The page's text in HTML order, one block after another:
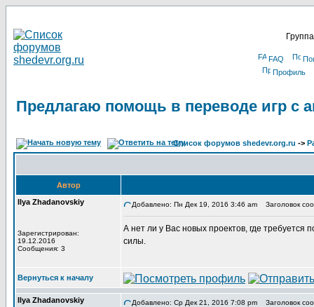
FAQ
Профиль
Предлагаю помощь в переводе игр с
Список форумов shedevr.org.ru ->
Автор
Ilya Zhadanovskiy
Зарегистрирован:
19.12.2016
Сообщения: 3
Добавлено: Пн Дек 19, 2016 3:46 am Заголовок
А нет ли у Вас новых проектов, где
силы.
Вернуться к началу
Ilya Zhadanovskiy Добавлено: Ср Дек 21, 2016 7:08 pm Заголовок